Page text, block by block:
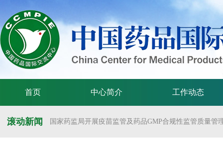
首页 中心简介 工作动态
滚动新闻 国家药监局开展疫苗监管及药品GMP合规性监管质量管